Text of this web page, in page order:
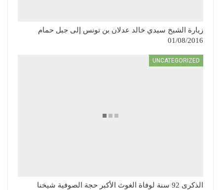
زيارة الشيخ سيدي خالد عدلان بن تونس إلى جبل حمام
01/08/2016
UNCATEGORIZED
الذكرى 92 سنة لوفاة الغوث الأكبر حجة الصوفية شيخنا